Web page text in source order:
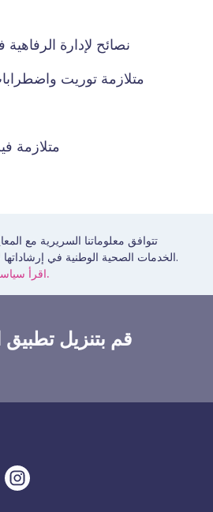
نصائح لإدارة الرفاهية
متلازمة توريت
متلازمة
تتوافق معلوماتنا السريرية مع
الخدمات الصحية الوطنية في إرشاداتها لإنشاء محتوى صحي.
اقرأ سياسة التحرير الخاصة بنا.
قم بتنزيل